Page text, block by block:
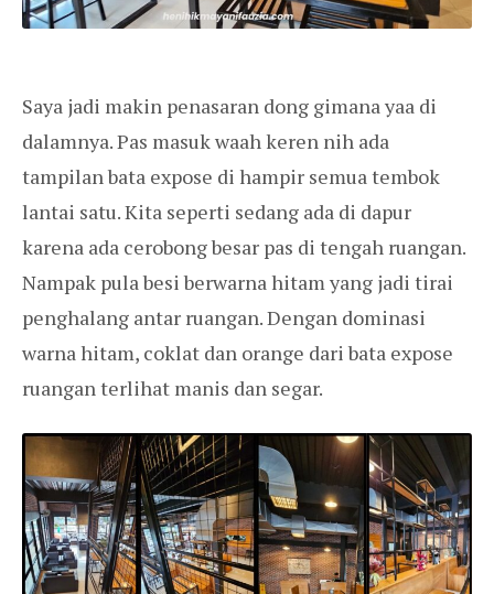
Saya jadi makin penasaran dong gimana yaa di
dalamnya. Pas masuk waah keren nih ada
tampilan bata expose di hampir semua tembok
lantai satu. Kita seperti sedang ada di dapur
karena ada cerobong besar pas di tengah ruangan.
Nampak pula besi berwarna hitam yang jadi tirai
penghalang antar ruangan. Dengan dominasi
warna hitam, coklat dan orange dari bata expose
ruangan terlihat manis dan segar.